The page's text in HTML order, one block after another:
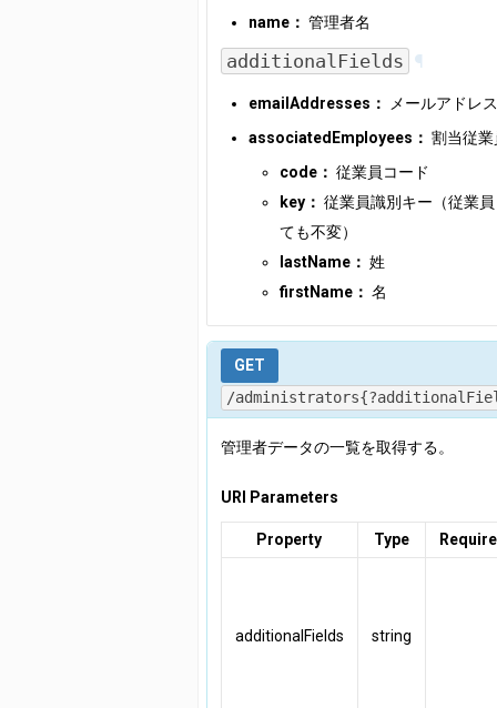
name： 管理者名
additionalFields ¶
emailAddresses：
メールアドレ
associatedEmployees： 割当従業
code： 従業員コード
key： 従業員識別キー（従業
ても不変）
lastName： 姓
firstName： 名
GET
/
管理者データの一覧を取得する。
URI Parameters
Property Type
additionalFields string